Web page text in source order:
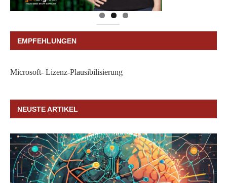
EMPFEHLUNGEN
Microsoft- Lizenz-Plausibilisierung
NEUSTE ARTIKEL